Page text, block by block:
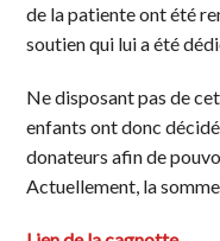
de la patiente ont été
soutien qui lui a été
Ne disposant pas de
enfants ont donc
donateurs afin de
Actuellement, la